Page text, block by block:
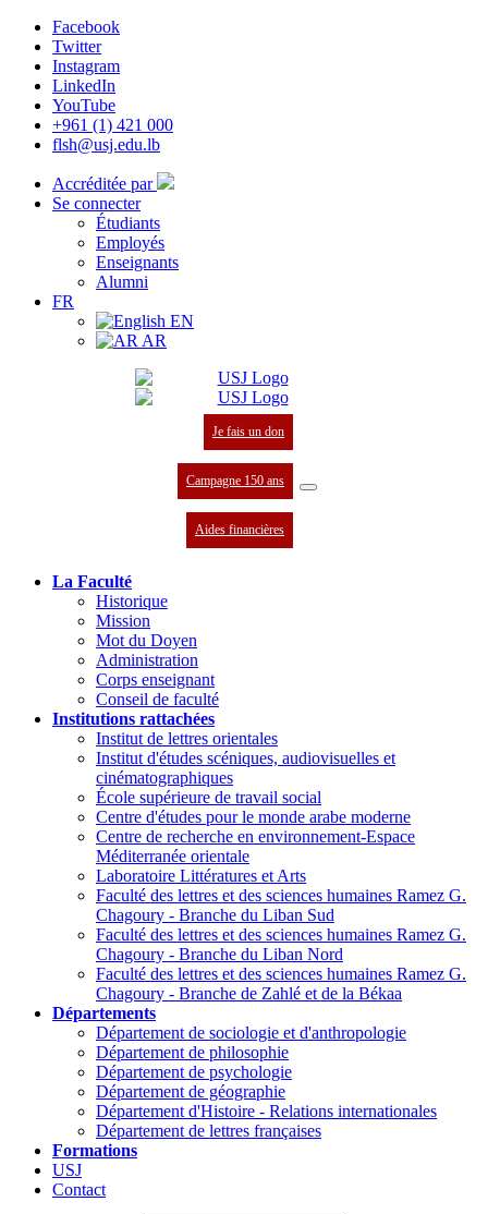
Facebook
Twitter
Instagram
LinkedIn
YouTube
+961 (1) 421 000
flsh@usj.edu.lb
Accréditée par
Se connecter
Étudiants
Employés
Enseignants
Alumni
FR
EN
AR
Je fais un don
Campagne 150 ans
Aides financières
La Faculté
Historique
Mission
Mot du Doyen
Administration
Corps enseignant
Conseil de faculté
Institutions rattachées
Institut de lettres orientales
Institut d'études scéniques, audiovisuelles et
cinématographiques
École supérieure de travail social
Centre d'études pour le monde arabe moderne
Centre de recherche en environnement-Espace
Méditerranée orientale
Laboratoire Littératures et Arts
Faculté des lettres et des sciences humaines Ramez G.
Chagoury - Branche du Liban Sud
Faculté des lettres et des sciences humaines Ramez G.
Chagoury - Branche du Liban Nord
Faculté des lettres et des sciences humaines Ramez G.
Chagoury - Branche de Zahlé et de la Békaa
Départements
Département de sociologie et d'anthropologie
Département de philosophie
Département de psychologie
Département de géographie
Département d'Histoire - Relations internationales
Département de lettres françaises
Formations
USJ
Contact